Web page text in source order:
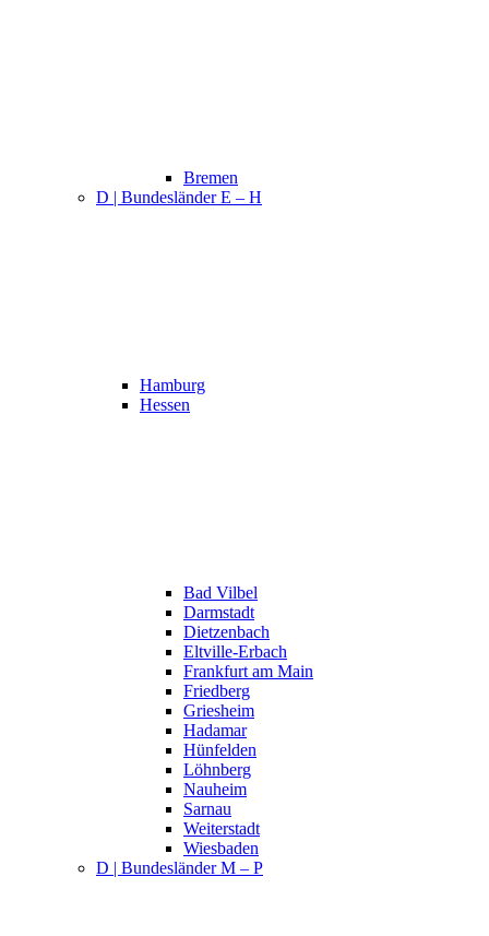
Bremen
D | Bundesländer E – H
Hamburg
Hessen
Bad Vilbel
Darmstadt
Dietzenbach
Eltville-Erbach
Frankfurt am Main
Friedberg
Griesheim
Hadamar
Hünfelden
Löhnberg
Nauheim
Sarnau
Weiterstadt
Wiesbaden
D | Bundesländer M – P